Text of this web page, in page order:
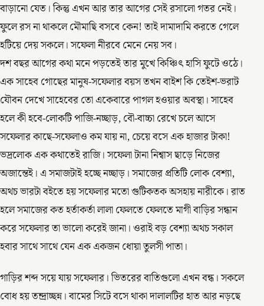
বাড়ানো যেত। কিন্তু এখন আর তার আগের সেই রসালো গতর নেই।
ফুলে রস না থাকলে মৌমাছি বসবে কেন! তাই দামাদামি করতে গেলে
হটিয়ে দেয় সকলে। সফেলা নীরবে মেনে নেয় সব।
দশ বছর আগের কথা মনে পড়তেই তার মুখে কিঞ্চিৎ হাসি ফুটে ওঠে।
এক সাহেব গোছের মানুষ-সফেলার বয়স তখন বাইশ কি তেইশ-ভরাট
যৌবন দেখে সাহেবের তো একেবারে পাগল হওয়ার অবস্থা। সাহেব
হলে কী হবে-লোকটি পাজি-নচ্ছাড়, বৌ-বাচ্চা রেখে চলে আসে
সফেলার কাছে-সফেলাও কম যায় না, চেয়ে বসে এক হাজার টাকা!
ভদ্রলোক এক কথাতেই রাজি। সফেলা টানা নিশ্বাস ছাড়ে নিজের
অজান্তেই। এ সমাজটাই হচ্ছে নচ্ছাড়। সমাজের প্রতিটি লোক বেশ্যা,
অথচ ভারটা বইতে হয় সফেলার মতো গুটিকতক অসহায় নারীকে। রাত
হলে সমাজের কত হর্তাকর্তা লালা ফেলতে ফেলতে মাগী বাড়ির সন্ধান
করে সফেলার তা ভালো করেই জানা। ওরাই বড় বেশ্যা অথচ সকাল
হবার সাথে সাথে যেন এক একজন ধোয়া তুলসী পাতা।
গাড়ির শব্দ সয়ে যায় সফেলার। ভিতরের বাতিগুলো এখন বন্ধ। সকলে
বোধ হয় তন্দ্রাচ্ছন্ন। বামের সিটে বসে থাকা দালালটির হাত আর নড়ছে